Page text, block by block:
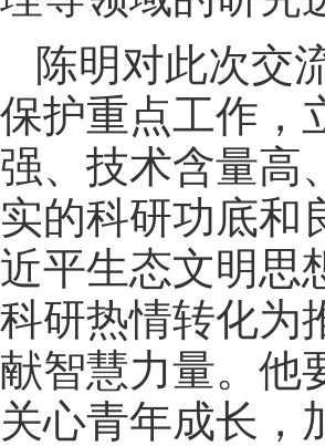
陈明对此次交
保护重点工作，
强、技术含量高
实的科研功底和
近平生态文明思
科研热情转化为
献智慧力量。他
关心青年成长，